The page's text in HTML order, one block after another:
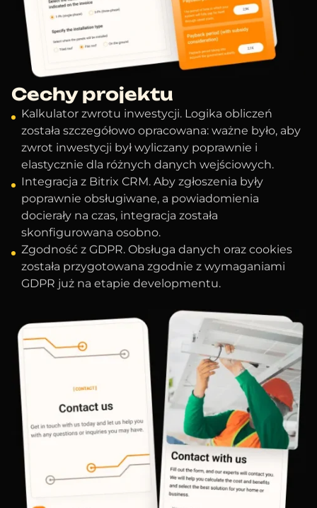
Cechy projektu
Kalkulator zwrotu inwestycji. Logika obliczeń
została szczegółowo opracowana: ważne było, aby
zwrot inwestycji był wyliczany poprawnie i
elastycznie dla różnych danych wejściowych.
Integracja z Bitrix CRM. Aby zgłoszenia były
poprawnie obsługiwane, a powiadomienia
docierały na czas, integracja została
skonfigurowana osobno.
Zgodność z GDPR. Obsługa danych oraz cookies
została przygotowana zgodnie z wymaganiami
GDPR już na etapie developmentu.